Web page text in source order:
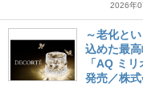
2026年
～老化と
込めた最
「AQ ミ
発売／株